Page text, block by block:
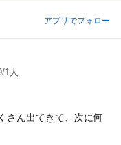
アプリでフォロー
1人
さん出てきて、次に何